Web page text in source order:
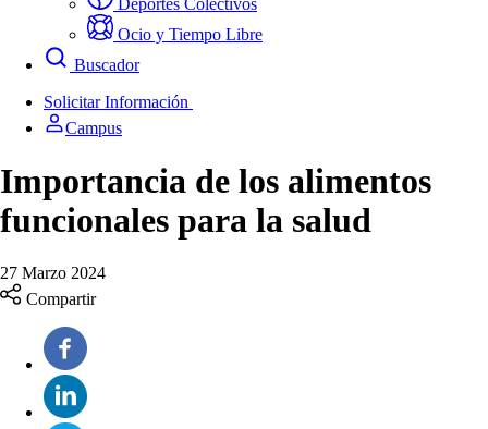
Deportes Colectivos
Ocio y Tiempo Libre
Buscador
Solicitar Información
Campus
Importancia de los alimentos
funcionales para la salud
27 Marzo 2024
Compartir